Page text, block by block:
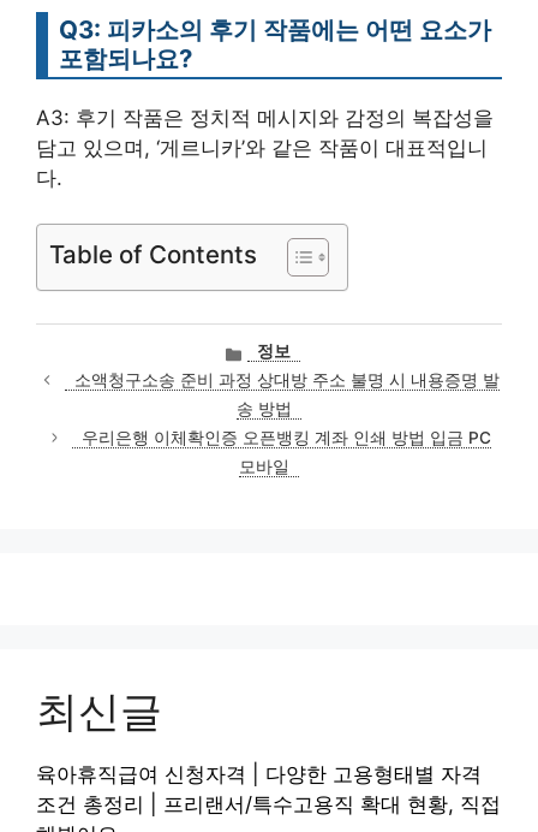
Q3: 피카소의 후기 작품에는 어떤 요소가
포함되나요?
A3: 후기 작품은 정치적 메시지와 감정의 복잡성을
담고 있으며, ‘게르니카’와 같은 작품이 대표적입니
다.
Table of Contents
카
테
고
리
정보
소액청구소송 준비 과정 상대방 주소 불명 시 내용증명 발
송 방법
우리은행 이체확인증 오픈뱅킹 계좌 인쇄 방법 입금 PC
모바일
최신글
육아휴직급여 신청자격 | 다양한 고용형태별 자격
조건 총정리 | 프리랜서/특수고용직 확대 현황, 직접